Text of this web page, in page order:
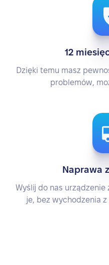
12
Dzięki temu masz
problemów,
Naprawa
Wyślij do nas
je, bez wychodzenia